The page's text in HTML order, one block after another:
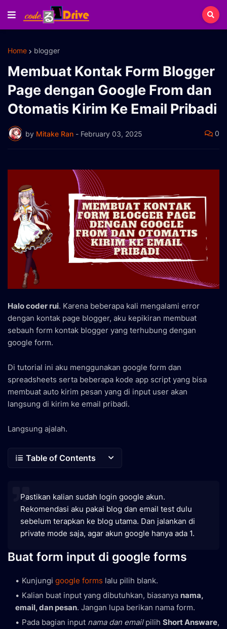
Home blogger
Membuat Kontak Form Blogger
Page dengan Google From dan
Otomatis Kirim Ke Email Pribadi
by Mitake Ran - February 03, 2025 0
Halo coder rui. Karena beberapa kali mengalami error
dengan kontak page blogger, aku kepikiran membuat
sebauh form kontak blogger yang terhubung dengan
google form.
Di tutorial ini aku menggunakan google form dan
spreadsheets serta beberapa kode app script yang bisa
membuat auto kirim pesan yang di input user akan
langsung di kirim ke email pribadi.
Langsung ajalah.
Table of Contents
Pastikan kalian sudah login google akun.
Rekomendasi aku pakai blog dan email test dulu
sebelum terapkan ke blog utama. Dan jalankan di
private mode saja, agar akun google hanya ada 1.
Buat form input di google forms
Kunjungi google forms lalu pilih blank.
Kalian buat input yang dibutuhkan, biasanya nama,
email, dan pesan. Jangan lupa berikan nama form.
Pada bagian input nama dan emailpilih Short Answare,